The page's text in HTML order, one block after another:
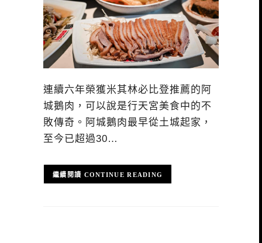
連續六年榮獲米其林必比登推薦的阿
城鵝肉，可以說是行天宮美食中的不
敗傳奇。阿城鵝肉最早從土城起家，
至今已超過30…
CONTINUE READING